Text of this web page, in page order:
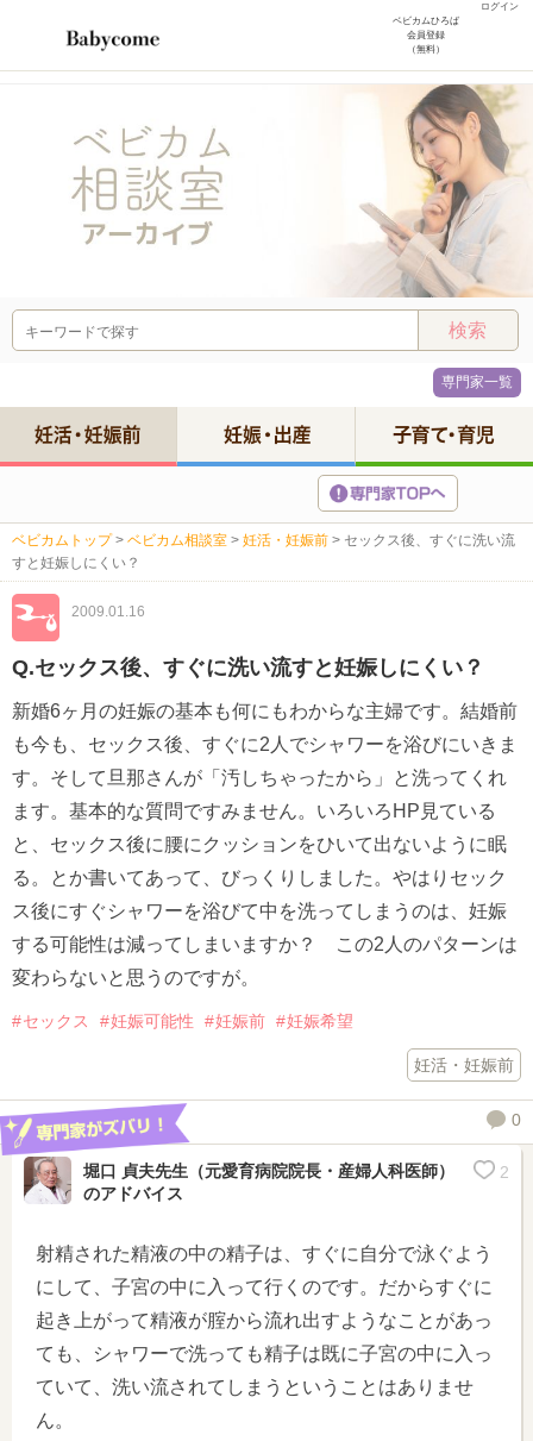
ログイン
ベビカムひろば
会員登録
（無料）
専門家一覧
ベビカムトップ > ベビカム相談室 > 妊活・妊娠前 > セックス後、すぐに洗い流
すと妊娠しにくい？
2009.01.16
Q.セックス後、すぐに洗い流すと妊娠しにくい？
新婚6ヶ月の妊娠の基本も何にもわからな主婦です。結婚前
も今も、セックス後、すぐに2人でシャワーを浴びにいきま
す。そして旦那さんが「汚しちゃったから」と洗ってくれ
ます。基本的な質問ですみません。いろいろHP見ている
と、セックス後に腰にクッションをひいて出ないように眠
る。とか書いてあって、びっくりしました。やはりセック
ス後にすぐシャワーを浴びて中を洗ってしまうのは、妊娠
する可能性は減ってしまいますか？ この2人のパターンは
変わらないと思うのですが。
セックス 妊娠可能性 妊娠前 妊娠希望
妊活・妊娠前
0
堀口 貞夫先生（元愛育病院院長・産婦人科医師）
のアドバイス
2
射精された精液の中の精子は、すぐに自分で泳ぐよう
にして、子宮の中に入って行くのです。だからすぐに
起き上がって精液が腟から流れ出すようなことがあっ
ても、シャワーで洗っても精子は既に子宮の中に入っ
ていて、洗い流されてしまうということはありませ
ん。